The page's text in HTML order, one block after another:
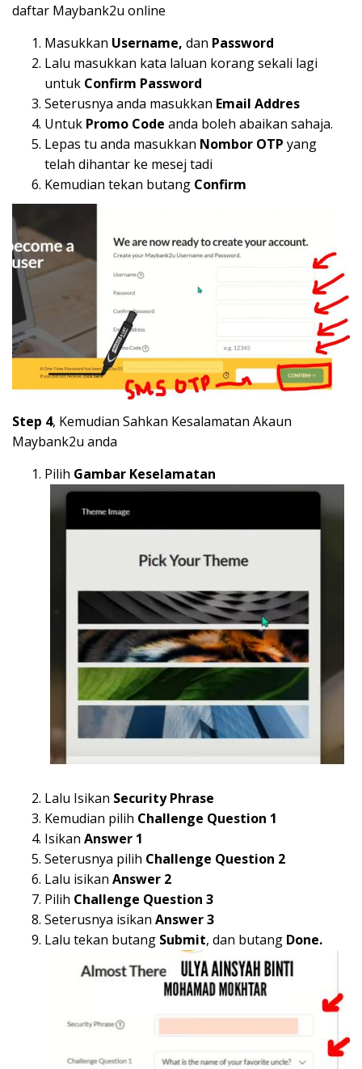
daftar Maybank2u online
Masukkan Username, dan Password
Lalu masukkan kata laluan korang sekali lagi
untuk Confirm Password
Seterusnya anda masukkan Email Addres
Untuk Promo Code anda boleh abaikan sahaja.
Lepas tu anda masukkan Nombor OTP yang
telah dihantar ke mesej tadi
Kemudian tekan butang Confirm
Step 4, Kemudian Sahkan Kesalamatan Akaun
Maybank2u anda
Pilih Gambar Keselamatan
Lalu Isikan Security Phrase
Kemudian pilih Challenge Question 1
Isikan Answer 1
Seterusnya pilih Challenge Question 2
Lalu isikan Answer 2
Pilih Challenge Question 3
Seterusnya isikan Answer 3
Lalu tekan butang Submit, dan butang Done.